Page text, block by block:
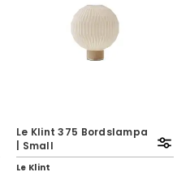
Le Klint 375 Bordslampa
| Small
Le Klint